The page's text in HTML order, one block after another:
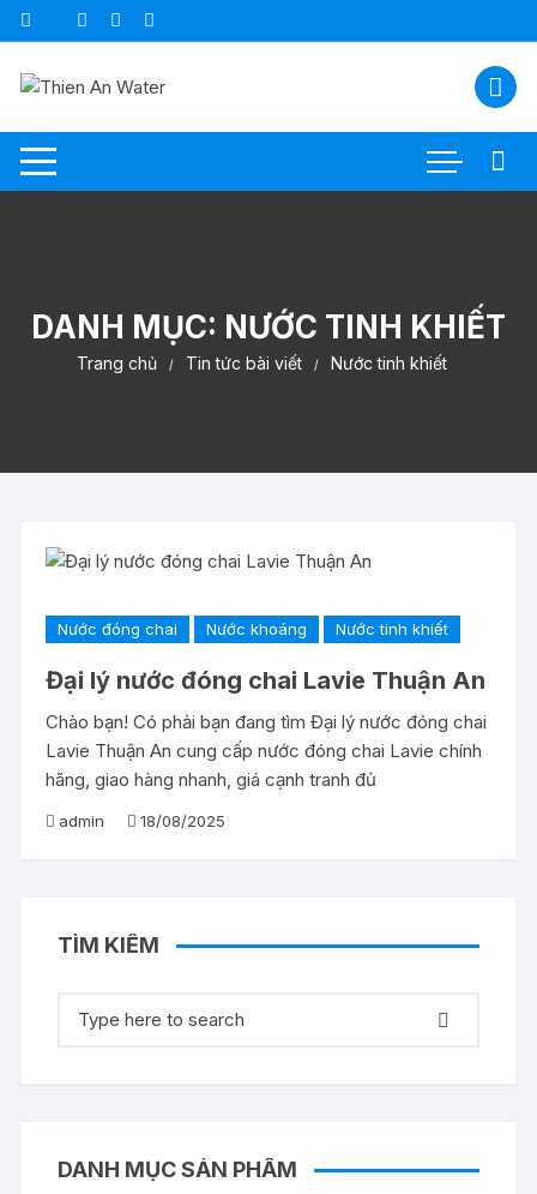
Chuyển
tới
nội
dung
DANH MỤC: NƯỚC TINH KHIẾT
Trang chủ Tin tức bài viết Nước tinh khiết
Nước đóng chai Nước khoáng Nước tinh khiết
Đại lý nước đóng chai Lavie Thuận An
Chào bạn! Có phải bạn đang tìm Đại lý nước đóng chai
Lavie Thuận An cung cấp nước đóng chai Lavie chính
hãng, giao hàng nhanh, giá cạnh tranh đủ
admin 18/08/2025
TÌM KIẾM
kiếm:
DANH MỤC SẢN PHẨM